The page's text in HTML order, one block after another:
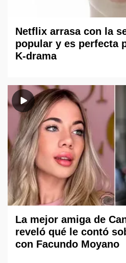
Netflix arrasa con la
popular y es perfecta
K-drama
La mejor amiga de
reveló qué le contó
con Facundo Moyano